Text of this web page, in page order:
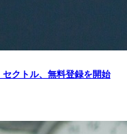
クトル、無料登録を開始